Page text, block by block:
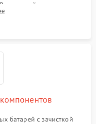
поиск вздутых
печатной плате.
батарей с зачисткой